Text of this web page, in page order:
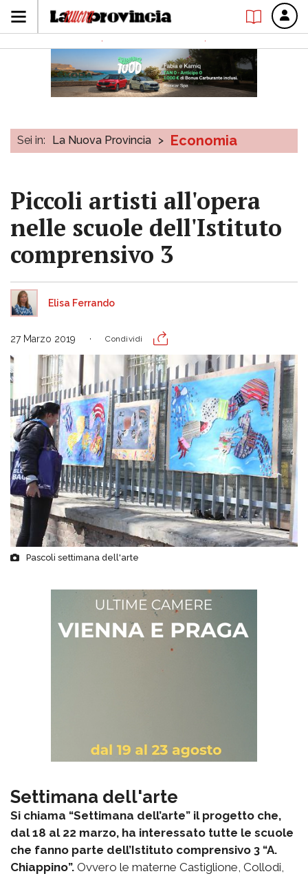
Sei in: La Nuova Provincia > Economia
Piccoli artisti all'opera
nelle scuole dell'Istituto
comprensivo 3
Elisa Ferrando
27 Marzo 2019 Condividi
Pascoli settimana dell'arte
Settimana dell'arte
Si chiama “Settimana dell’arte” il progetto che,
dal 18 al 22 marzo, ha interessato tutte le scuole
che fanno parte dell’Istituto comprensivo 3 “A.
Chiappino”. Ovvero le materne Castiglione, Collodi,